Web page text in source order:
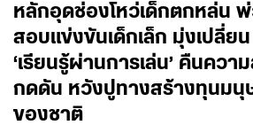
หลักอุดช่องโหว่เด็กตกหล่น
สอบแข่งขันเด็กเล็ก มุ่งเปลี่ยน
‘เรียนรู้ผ่านการเล่น’ คืนควา
กดดัน หวังปูทางสร้างทุนมนุ
ของชาติ